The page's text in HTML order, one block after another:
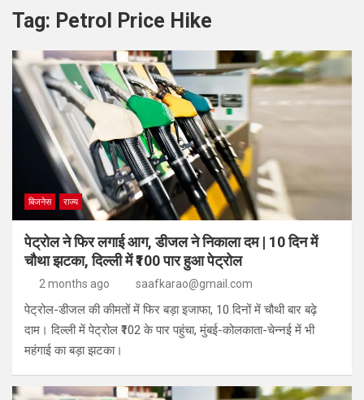
Tag: Petrol Price Hike
बिजनेस राज्य
पेट्रोल ने फिर लगाई आग, डीजल ने निकाला दम | 10 दिन में
चौथा झटका, दिल्ली में ₹100 पार हुआ पेट्रोल
2 months ago saafkarao@gmail.com
पेट्रोल-डीजल की कीमतों में फिर बड़ा इजाफा, 10 दिनों में चौथी बार बढ़े
दाम। दिल्ली में पेट्रोल ₹102 के पार पहुंचा, मुंबई-कोलकाता-चेन्नई में भी
महंगाई का बड़ा झटका।